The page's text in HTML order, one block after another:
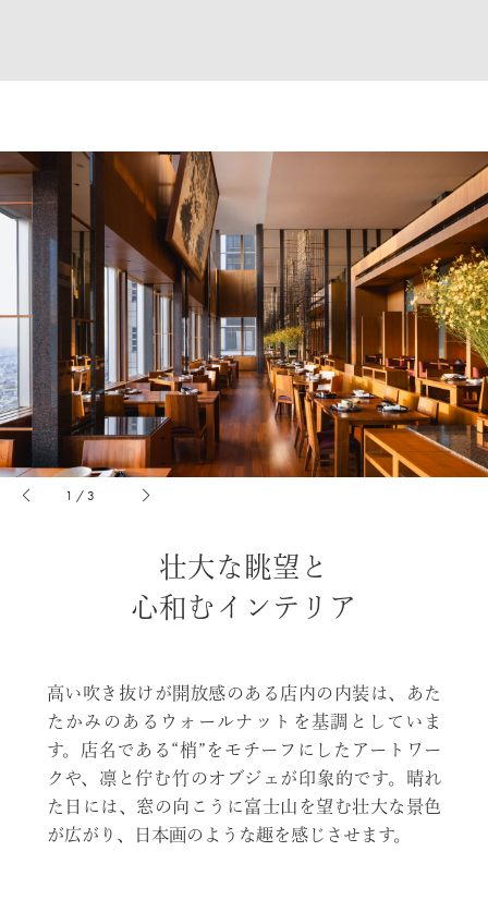
1 / 3
壮大な眺望と
心和むインテリア
高い吹き抜けが開放感のある店内の内装は、あた
たかみのあるウォールナットを基調としていま
す。店名である“梢”をモチーフにしたアートワー
クや、凛と佇む竹のオブジェが印象的です。晴れ
た日には、窓の向こうに富士山を望む壮大な景色
が広がり、日本画のような趣を感じさせます。